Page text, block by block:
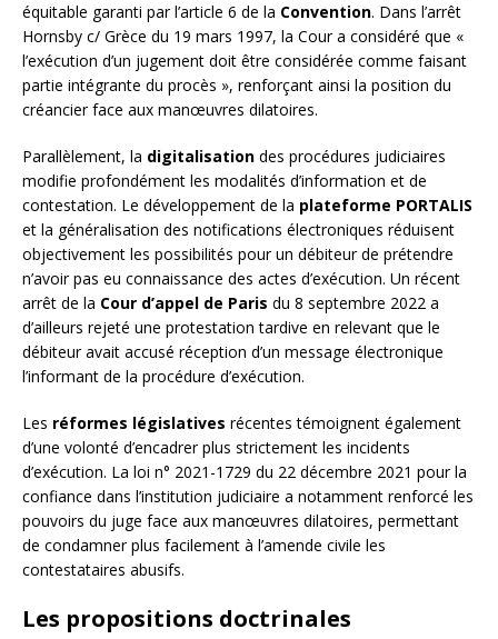
équitable garanti par l’article 6 de la Convention. Dans l’arrêt
Hornsby c/ Grèce du 19 mars 1997, la Cour a considéré que «
l’exécution d’un jugement doit être considérée comme faisant
partie intégrante du procès », renforçant ainsi la position du
créancier face aux manœuvres dilatoires.
Parallèlement, la digitalisation des procédures judiciaires
modifie profondément les modalités d’information et de
contestation. Le développement de la plateforme PORTALIS
et la généralisation des notifications électroniques réduisent
objectivement les possibilités pour un débiteur de prétendre
n’avoir pas eu connaissance des actes d’exécution. Un récent
arrêt de la Cour d’appel de Paris du 8 septembre 2022 a
d’ailleurs rejeté une protestation tardive en relevant que le
débiteur avait accusé réception d’un message électronique
l’informant de la procédure d’exécution.
Les réformes législatives récentes témoignent également
d’une volonté d’encadrer plus strictement les incidents
d’exécution. La loi n° 2021-1729 du 22 décembre 2021 pour la
confiance dans l’institution judiciaire a notamment renforcé les
pouvoirs du juge face aux manœuvres dilatoires, permettant
de condamner plus facilement à l’amende civile les
contestataires abusifs.
Les propositions doctrinales